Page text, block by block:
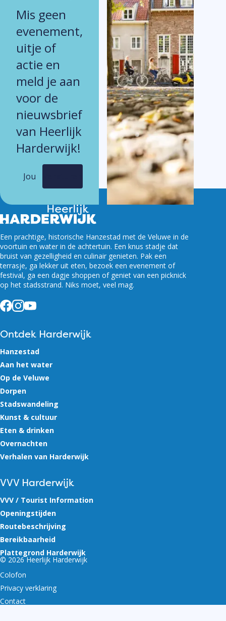
Mis geen
evenement,
uitje of
actie en
meld je aan
voor de
nieuwsbrief
van Heerlijk
Harderwijk!
Een prachtige, historische Hanzestad met de Veluwe in de
voortuin en water in de achtertuin. Een knus stadje dat
bruist van gezelligheid en culinair genieten. Pak een
terrasje, ga lekker uit eten, bezoek een evenement of
festival, ga een dagje shoppen of geniet van een picknick
op het stadsstrand. Niks moet, veel mag.
Facebook
Instagram
YouTube
Ontdek Harderwijk
Hanzestad
Aan het water
Op de Veluwe
Dorpen
Stadswandeling
Kunst & cultuur
Eten & drinken
Overnachten
Verhalen van Harderwijk
VVV Harderwijk
VVV / Tourist Information
Openingstijden
Routebeschrijving
Bereikbaarheid
Plattegrond Harderwijk
© 2026 Heerlijk Harderwijk
Colofon
Privacy verklaring
Contact